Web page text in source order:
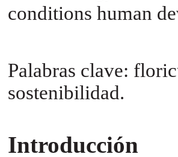
conditions human
Palabras clave:
sostenibilidad.
Introducción